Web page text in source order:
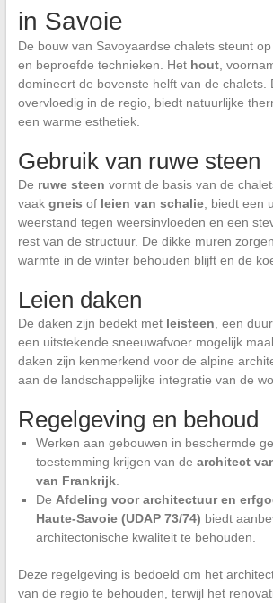
in Savoie
De bouw van Savoyaardse chalets steunt op
en beproefde technieken. Het hout,
domineert de bovenste helft van de chalets.
overvloedig in de regio, biedt natuurlijke
een warme esthetiek.
Gebruik van ruwe steen
De ruwe steen vormt de basis van de
vaak gneis of leien van schalie, biedt een
weerstand tegen weersinvloeden en een
rest van de structuur. De dikke muren
warmte in de winter behouden blijft en de
Leien daken
De daken zijn bedekt met leisteen , een
een uitstekende sneeuwafvoer mogelijk
daken zijn kenmerkend voor de alpine
aan de landschappelijke integratie van de
Regelgeving en behoud
Werken aan gebouwen in beschermde
toestemming krijgen van de architect
van Frankrijk.
De Afdeling voor architectuur en
Haute-Savoie (UDAP 73/74) biedt
architectonische kwaliteit te behouden.
Deze regelgeving is bedoeld om het
van de regio te behouden, terwijl het